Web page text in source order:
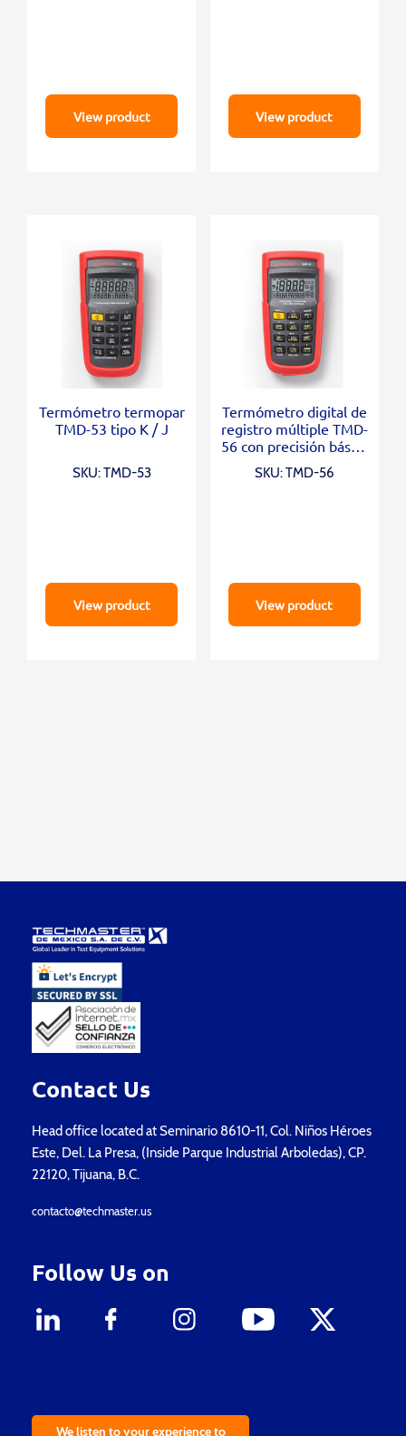
View product View product
Termómetro termopar
TMD-53 tipo K / J
SKU: TMD-53
View product
Termómetro digital de
registro múltiple TMD-
56 con precisión básica
SKU: TMD-56
View product
Contact Us
Head office located at Seminario 8610-11, Col. Niños Héroes
Este, Del. La Presa, (Inside Parque Industrial Arboledas), CP.
22120, Tijuana, B.C.
contacto@techmaster.us
Follow Us on
We listen to your experience to